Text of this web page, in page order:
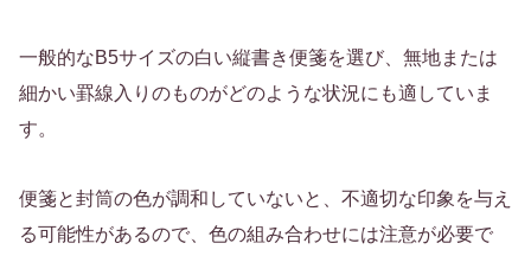
一般的なB5サイズの白い縦書き便箋を選び、無地または
細かい罫線入りのものがどのような状況にも適していま
す。
便箋と封筒の色が調和していないと、不適切な印象を与え
る可能性があるので、色の組み合わせには注意が必要で